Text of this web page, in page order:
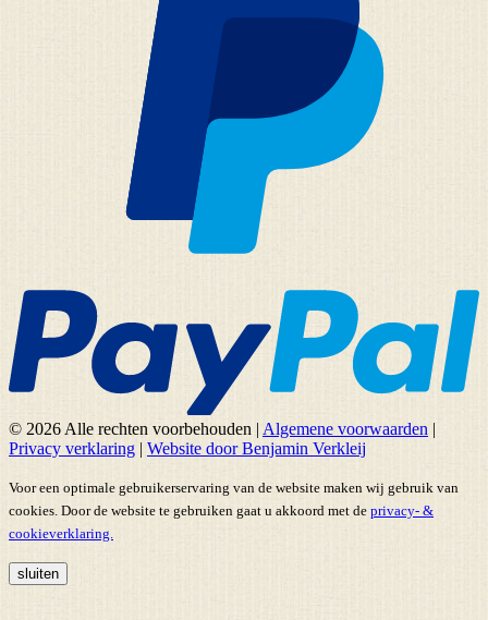
© 2026 Alle rechten voorbehouden | Algemene voorwaarden |
Privacy verklaring | Website door Benjamin Verkleij
Voor een optimale gebruikerservaring van de website maken wij gebruik van
cookies. Door de website te gebruiken gaat u akkoord met de privacy- &
cookieverklaring.
sluiten